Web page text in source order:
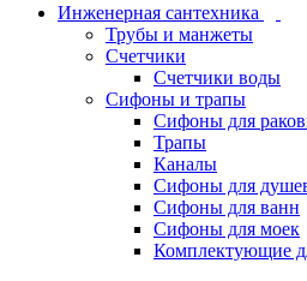
Инженерная сантехника
Трубы и манжеты
Счетчики
Счетчики воды
Сифоны и трапы
Сифоны для
Трапы
Каналы
Сифоны для
Сифоны для ванн
Сифоны для моек
Комплектующие